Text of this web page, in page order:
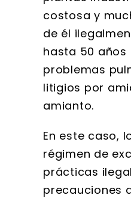
costosa y
de él
hasta 50 años
problemas
litigios por
amianto.
En este caso,
régimen de
prácticas
precauciones